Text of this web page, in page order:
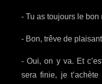
- Tu as toujours le bon
- Bon, trêve de
- Oui, on y va. Et
sera finie, je